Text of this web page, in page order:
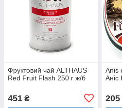
Фруктовий чай ALTHAUS
Red Fruit Flash 250 г ж/б
451 ₴
Anis
Аніс
205